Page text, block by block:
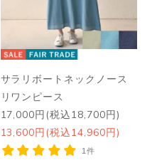
サラリボートネックノース
リワンピース
17,000円(税込18,700円)
13,600円(税込14,960円)
1件